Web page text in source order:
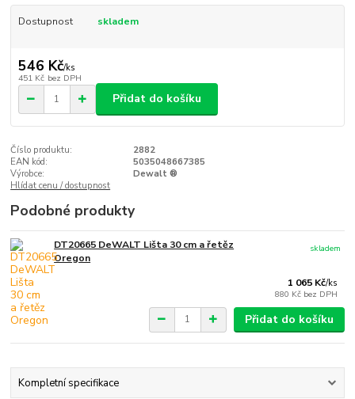
Dostupnost skladem
546 Kč/ks
451 Kč bez DPH
Přidat do košíku
Číslo produktu:
2882
EAN kód:
5035048667385
Výrobce:
Dewalt ®
Hlídat cenu / dostupnost
Podobné produkty
DT20665 DeWALT Lišta 30 cm a řetěz
Oregon
1 065 Kč/ks
880 Kč bez DPH
skladem
Přidat do košíku
Kompletní specifikace